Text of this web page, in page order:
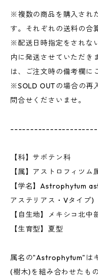
※複数の商品を購入され
す。それぞれの送料の合
※配送日時指定をされな
内に発送させていただき
は、ご注文時の備考欄に
※SOLD OUTの場合の再
問合せくださいませ。
【科】サボテン科
【属】アストロフィツム
【学名】Astrophytum
アステリアス・Vタイプ)
【自生地】メキシコ北中
【生育型】夏型
属名の"Astrophytum"は
(樹木)を組み合わせたもの